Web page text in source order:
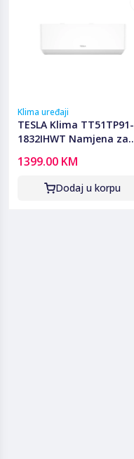
Klima uređaji
TESLA Klima TT51TP91-
1832IHWT Namjena za
Grijanje do -25°C | Grijač
vanjske jedinice |
Energetska hlađenja:
1399.00 KM
Dodaj u korpu